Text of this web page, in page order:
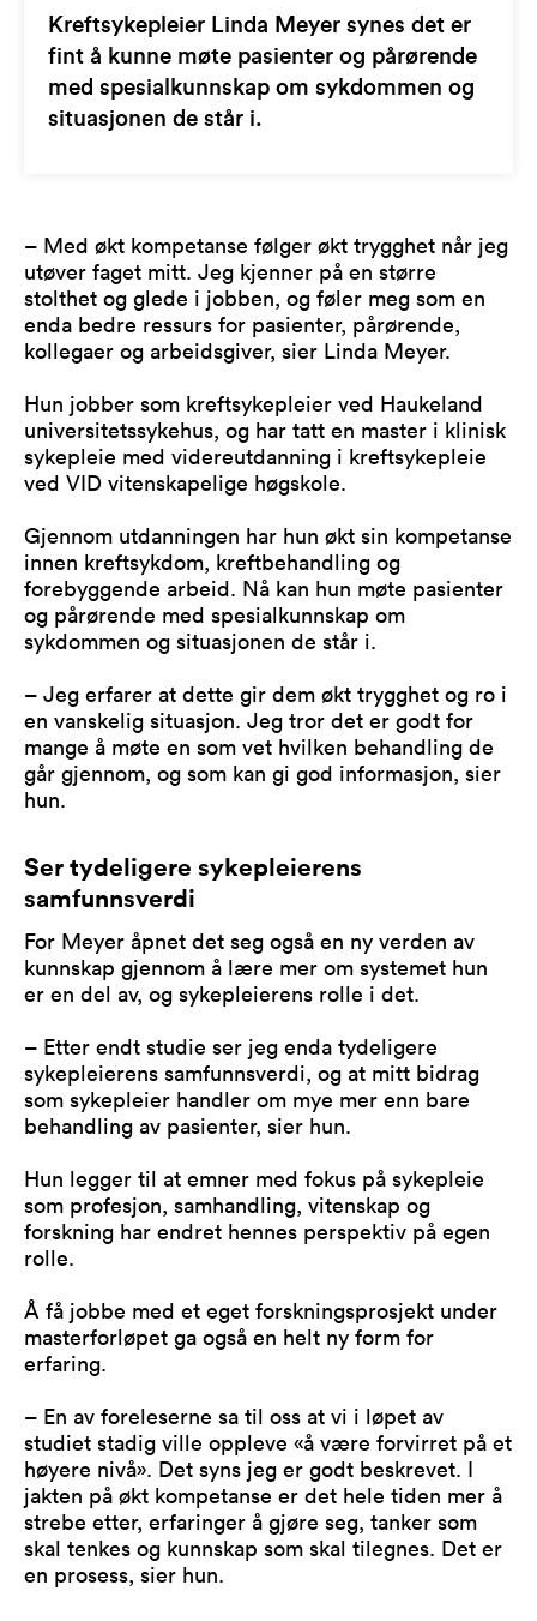
Kreftsykepleier Linda Meyer synes det er
fint å kunne møte pasienter og pårørende
med spesialkunnskap om sykdommen og
situasjonen de står i.
– Med økt kompetanse følger økt trygghet når jeg
utøver faget mitt. Jeg kjenner på en større
stolthet og glede i jobben, og føler meg som en
enda bedre ressurs for pasienter, pårørende,
kollegaer og arbeidsgiver, sier Linda Meyer.
Hun jobber som kreftsykepleier ved Haukeland
universitetssykehus, og har tatt en master i klinisk
sykepleie med videreutdanning i kreftsykepleie
ved VID vitenskapelige høgskole.
Gjennom utdanningen har hun økt sin kompetanse
innen kreftsykdom, kreftbehandling og
forebyggende arbeid. Nå kan hun møte pasienter
og pårørende med spesialkunnskap om
sykdommen og situasjonen de står i.
– Jeg erfarer at dette gir dem økt trygghet og ro i
en vanskelig situasjon. Jeg tror det er godt for
mange å møte en som vet hvilken behandling de
går gjennom, og som kan gi god informasjon, sier
hun.
Ser tydeligere sykepleierens
samfunnsverdi
For Meyer åpnet det seg også en ny verden av
kunnskap gjennom å lære mer om systemet hun
er en del av, og sykepleierens rolle i det.
– Etter endt studie ser jeg enda tydeligere
sykepleierens samfunnsverdi, og at mitt bidrag
som sykepleier handler om mye mer enn bare
behandling av pasienter, sier hun.
Hun legger til at emner med fokus på sykepleie
som profesjon, samhandling, vitenskap og
forskning har endret hennes perspektiv på egen
rolle.
Å få jobbe med et eget forskningsprosjekt under
masterforløpet ga også en helt ny form for
erfaring.
– En av foreleserne sa til oss at vi i løpet av
studiet stadig ville oppleve «å være forvirret på et
høyere nivå». Det syns jeg er godt beskrevet. I
jakten på økt kompetanse er det hele tiden mer å
strebe etter, erfaringer å gjøre seg, tanker som
skal tenkes og kunnskap som skal tilegnes. Det er
en prosess, sier hun.